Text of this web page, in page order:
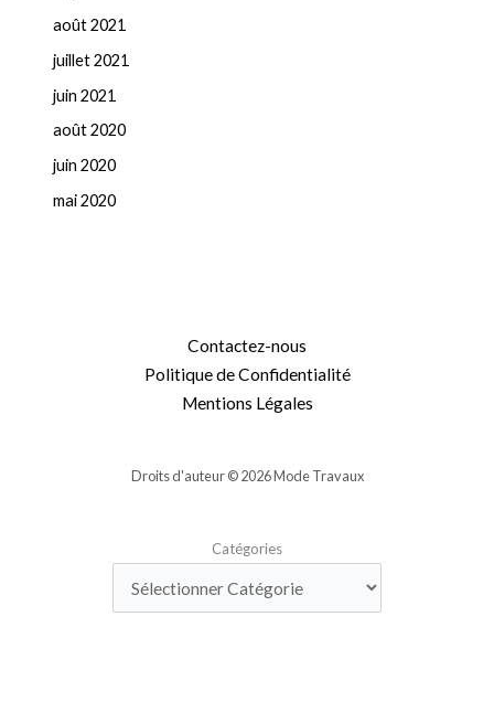
août 2021
juillet 2021
juin 2021
août 2020
juin 2020
mai 2020
Contactez-nous
Politique de Confidentialité
Mentions Légales
Droits d'auteur © 2026 Mode Travaux
Catégories